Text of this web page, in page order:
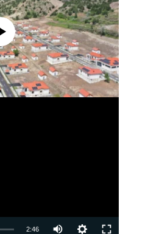
currently available
2:46